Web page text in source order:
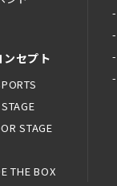
ンセプト
STAGE
THE BOX